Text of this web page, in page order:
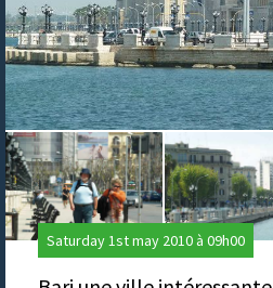
Saturday 1st may 2010 à 09h00